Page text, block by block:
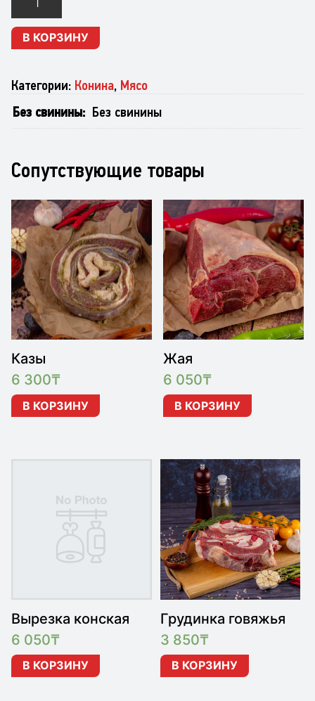
Грудинка
конины
В КОРЗИНУ
Категории: Конина, Мясо
Без свинины
Без свинины
Сопутствующие товары
Казы
6 300₸
В КОРЗИНУ
Жая
6 050₸
В КОРЗИНУ
Вырезка конская
6 050₸
В КОРЗИНУ
Грудинка говяжья
3 850₸
В КОРЗИНУ